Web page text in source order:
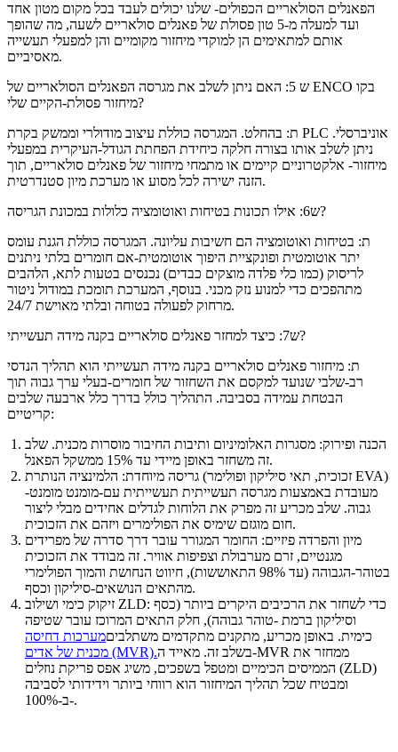
הפאנלים הסולאריים הכפולים- שלנו יכולים לעבד בכל מקום מטון אחד
ועד למעלה מ-5 טון פסולת של פאנלים סולאריים לשעה, מה שהופך
אותם למתאימים הן למוקדי מיחזור מקומיים והן למפעלי תעשייה
מאסיביים.
ש 5: האם ניתן לשלב את מגרסה הפאנלים הסולאריים של ENCO בקו
מיחזור פסולת-הקיים שלי?
ת: בהחלט. המגרסה כוללת עיצוב מודולרי וממשק בקרת PLC אוניברסלי.
ניתן לשלב אותו בצורה חלקה כיחידת הפחתת הגודל-העיקרית במפעלי
מיחזור- אלקטרוניים קיימים או מתמחי מיחזור של פאנלים סולאריים, תוך
הזנה ישירה לכל מסוע או מערכת מיון סטנדרטית.
ש6: אילו תכונות בטיחות ואוטומציה כלולות במכונת הגריסה?
ת: בטיחות ואוטומציה הם חשיבות עליונה. המגרסה כוללת הגנת עומס
יתר אוטומטית ופונקציית היפוך אוטומטית-אם חומרים בלתי ניתנים
לריסוק (כמו כלי פלדה מוצקים כבדים) נכנסים בטעות לתא, הלהבים
מתהפכים כדי למנוע נזק מכני. בנוסף, המערכת תומכת במודול ניטור
מרחוק לפעולה בטוחה ובלתי מאוישת 24/7.
ש7: כיצד למחזר פאנלים סולאריים בקנה מידה תעשייתי?
ת: מיחזור פאנלים סולאריים בקנה מידה תעשייתי הוא תהליך הנדסי
רב-שלבי שנועד למקסם את השחזור של חומרים-בעלי ערך גבוה תוך
הבטחת עמידה בסביבה. התהליך כולל בדרך כלל ארבעה שלבים
קריטיים:
הכנה ופירוק: מסגרות האלומיניום ותיבות החיבור מוסרות מכנית. שלב
זה משחזר באופן מיידי עד 15% ממשקל הפאנל.
גריסה מיוחדת: הלמינציה הנותרת (זכוכית, תאי סיליקון ופולימר EVA)
מעובדת באמצעות מגרסה תעשייתית תעשייתית עם-מומנט מומנט-
גבוה. שלב מכריע זה מפרק את הלוחות לגדלים אחידים מבלי ליצור
חום מוגזם שימיס את הפולימרים ויזהם את הזכוכית.
מיון והפרדה פיזיים: החומר המגורר עובר דרך סדרה של מפרידים
מגנטיים, זרם מערבולת וצפיפות אוויר. זה מבודד את הזכוכית
בטוהר-הגבוהה (עד 98% התאוששות), חיווט הנחושת והמוך הפולימרי
מהתאים הנושאים-סיליקון וכסף.
זיקוק כימי ושילוב ZLD: כדי לשחזר את הרכיבים היקרים ביותר (כסף
וסיליקון ברמת -טוהר גבוהה), חלק התאים המרוכז עובר שטיפה
כימית. באופן מכריע, מתקנים מתקדמים משתלביםמערכות דחיסה
מכנית של אדים (MVR).בשלב זה. מאייד ה-MVR ממחזר את
הממיסים הכימיים ומטפל בשפכים, משיג אפס פריקת נוזלים (ZLD)
ומבטיח שכל תהליך המיחזור הוא רווחי ביותר וידידותי לסביבה
ב-100%-.